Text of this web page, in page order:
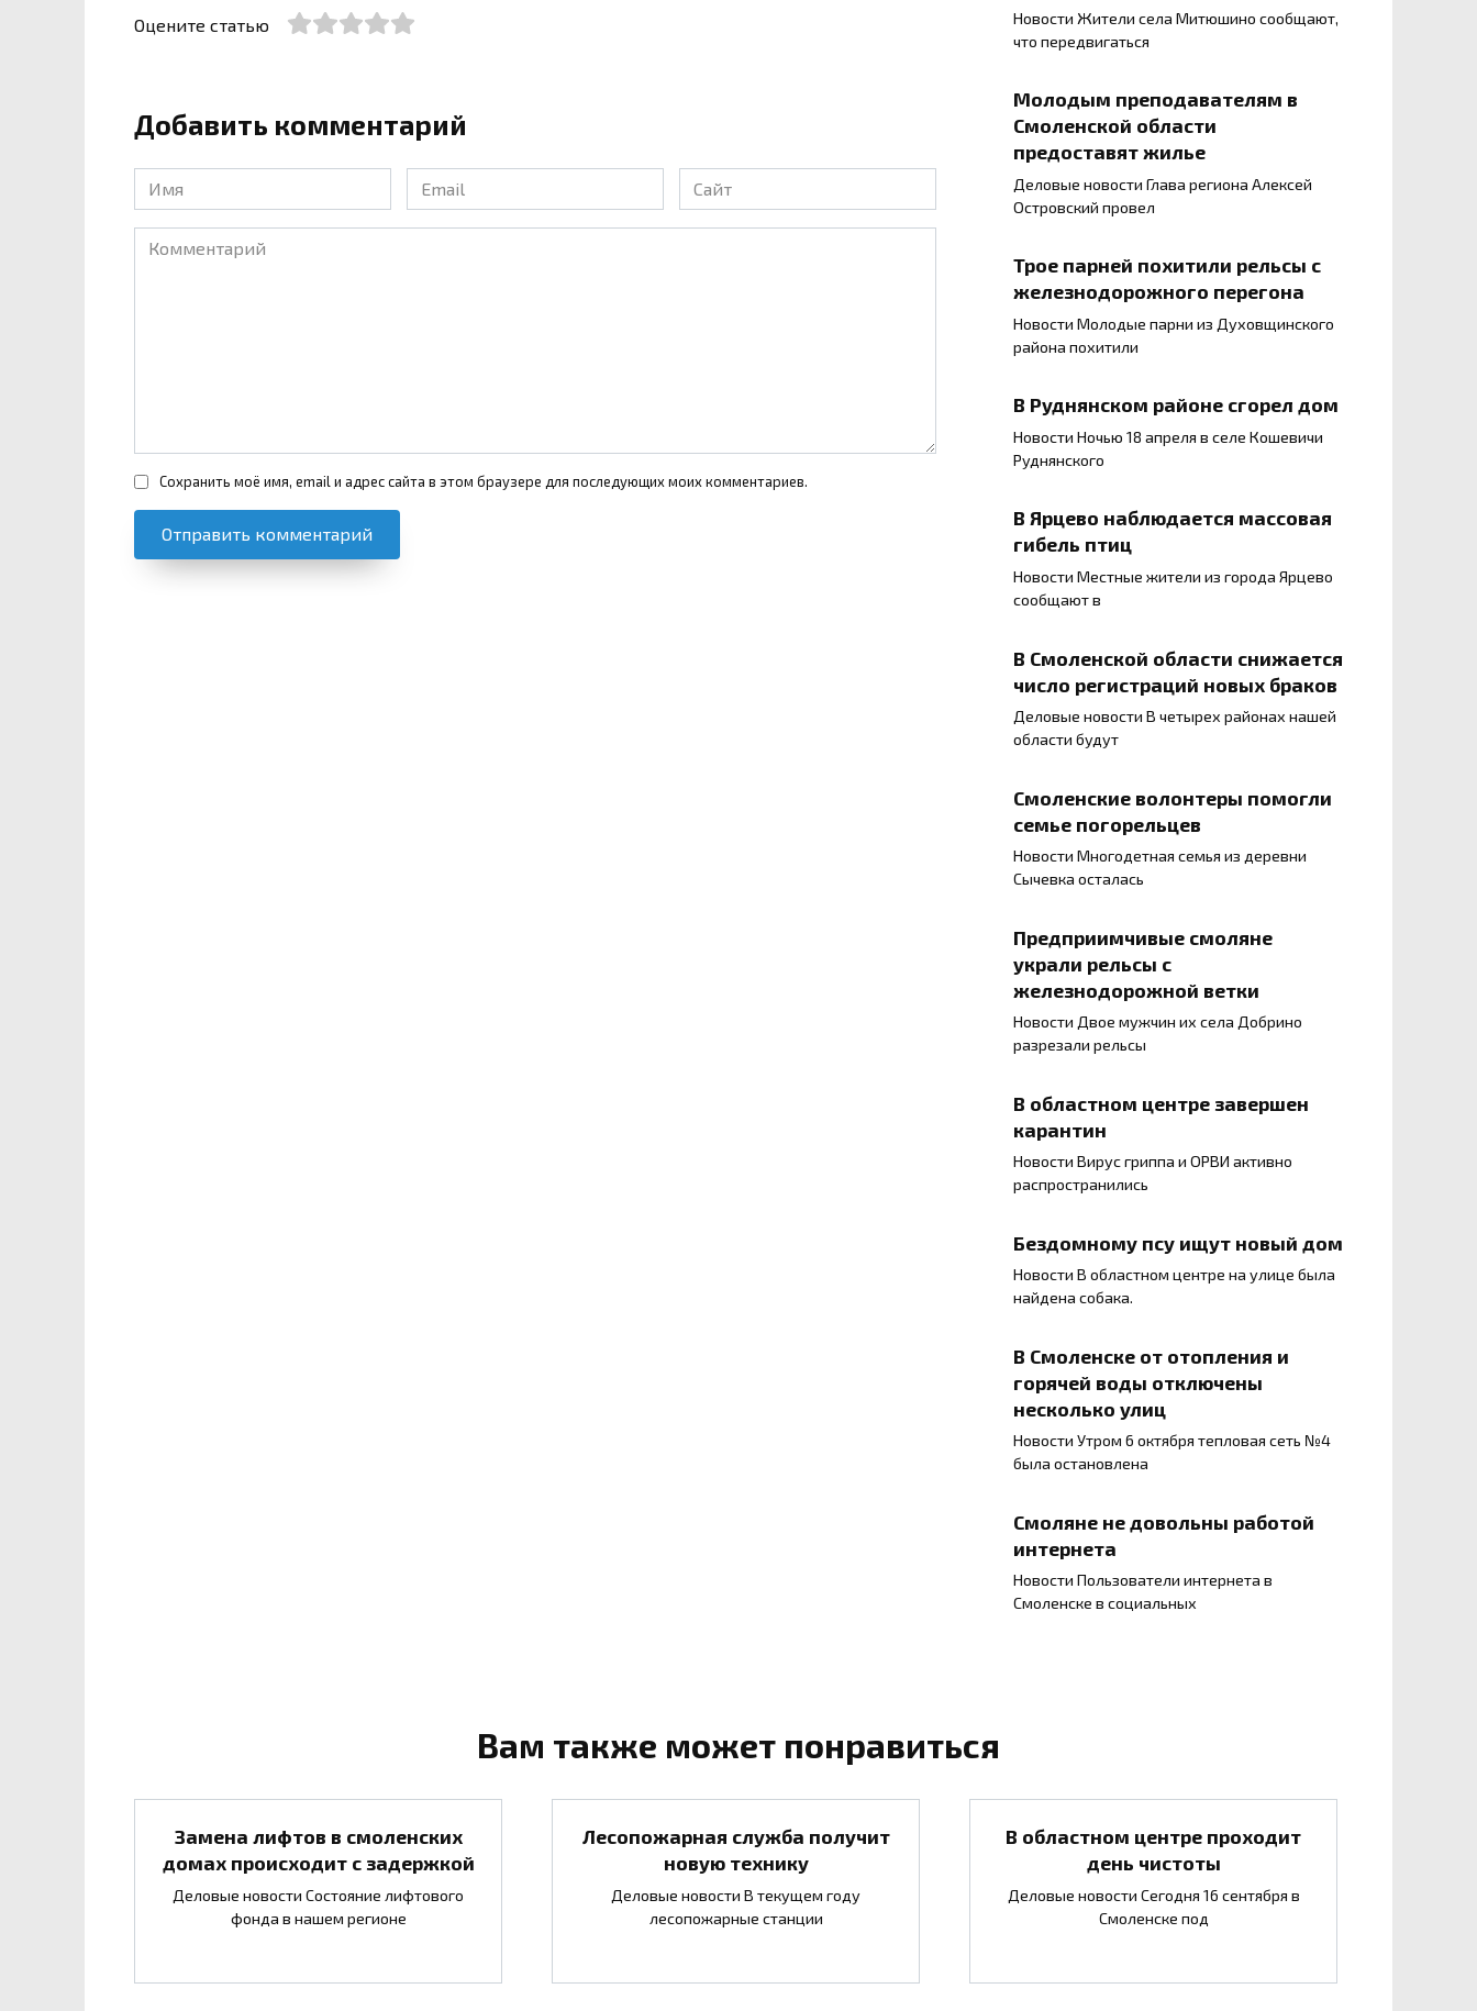
Оцените статью
Добавить комментарий
Имя
*
Email
*
Сайт
Комментарий
Сохранить моё имя, email и адрес сайта в этом браузере для последующих моих комментариев.
Новости Жители села Митюшино сообщают,
что передвигаться
Молодым преподавателям в
Смоленской области
предоставят жилье
Деловые новости Глава региона Алексей
Островский провел
Трое парней похитили рельсы с
железнодорожного перегона
Новости Молодые парни из Духовщинского
района похитили
В Руднянском районе сгорел дом
Новости Ночью 18 апреля в селе Кошевичи
Руднянского
В Ярцево наблюдается массовая
гибель птиц
Новости Местные жители из города Ярцево
сообщают в
В Смоленской области снижается
число регистраций новых браков
Деловые новости В четырех районах нашей
области будут
Смоленские волонтеры помогли
семье погорельцев
Новости Многодетная семья из деревни
Сычевка осталась
Предприимчивые смоляне
украли рельсы с
железнодорожной ветки
Новости Двое мужчин их села Добрино
разрезали рельсы
В областном центре завершен
карантин
Новости Вирус гриппа и ОРВИ активно
распространились
Бездомному псу ищут новый дом
Новости В областном центре на улице была
найдена собака.
В Смоленске от отопления и
горячей воды отключены
несколько улиц
Новости Утром 6 октября тепловая сеть №4
была остановлена
Смоляне не довольны работой
интернета
Новости Пользователи интернета в
Смоленске в социальных
Вам также может понравиться
Замена лифтов в смоленских
домах происходит с задержкой
Деловые новости Состояние лифтового
фонда в нашем регионе
Лесопожарная служба получит
новую технику
Деловые новости В текущем году
лесопожарные станции
В областном центре проходит
день чистоты
Деловые новости Сегодня 16 сентября в
Смоленске под